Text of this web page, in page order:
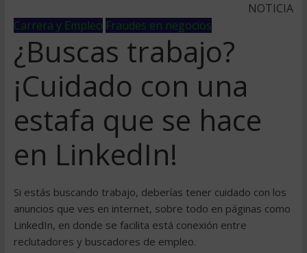
NOTICIA
Carrera y Empleo Fraudes en negocios
¿Buscas trabajo?
¡Cuidado con una
estafa que se hace
en LinkedIn!
Si estás buscando trabajo, deberías tener cuidado con los
anuncios que ves en internet, sobre todo en páginas como
LinkedIn, en donde se facilita está conexión entre
reclutadores y buscadores de empleo.